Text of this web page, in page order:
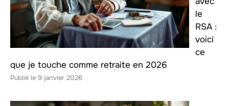
le
RSA :
voici
ce
que je touche comme retraite en 2026
9 janvier 2026